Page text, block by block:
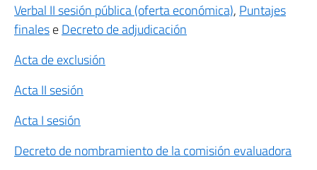
Verbal II sesión pública (oferta económica), Puntajes
finaleseDecreto de adjudicación
Acta de exclusión
Acta II sesión
Acta I sesión
Decreto de nombramiento de la comisión evaluadora